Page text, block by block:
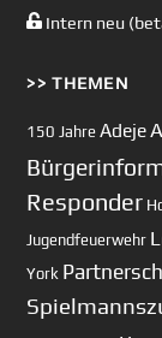
Intern neu
>> THEMEN
150 Jahre Adeje
Responder
Jugendfeuerwehr
York